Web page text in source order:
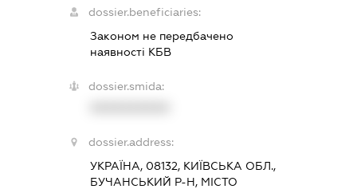
dossier.beneficiaries:
Законом не передбачено
наявності КБВ
dossier.smida:
dossier.address:
УКРАЇНА, 08132, КИЇВСЬКА ОБЛ.,
БУЧАНСЬКИЙ Р-Н, МІСТО